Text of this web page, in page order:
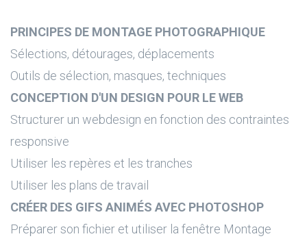
PRINCIPES DE MONTAGE PHOTOGRAPHIQUE
Sélections, détourages, déplacements
Outils de sélection, masques, techniques
CONCEPTION D'UN DESIGN POUR LE WEB
Structurer un webdesign en fonction des contraintes
responsive
Utiliser les repères et les tranches
Utiliser les plans de travail
CRÉER DES GIFS ANIMÉS AVEC PHOTOSHOP
Préparer son fichier et utiliser la fenêtre Montage